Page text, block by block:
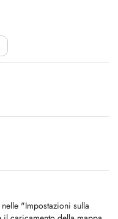
"Impostazioni sulla